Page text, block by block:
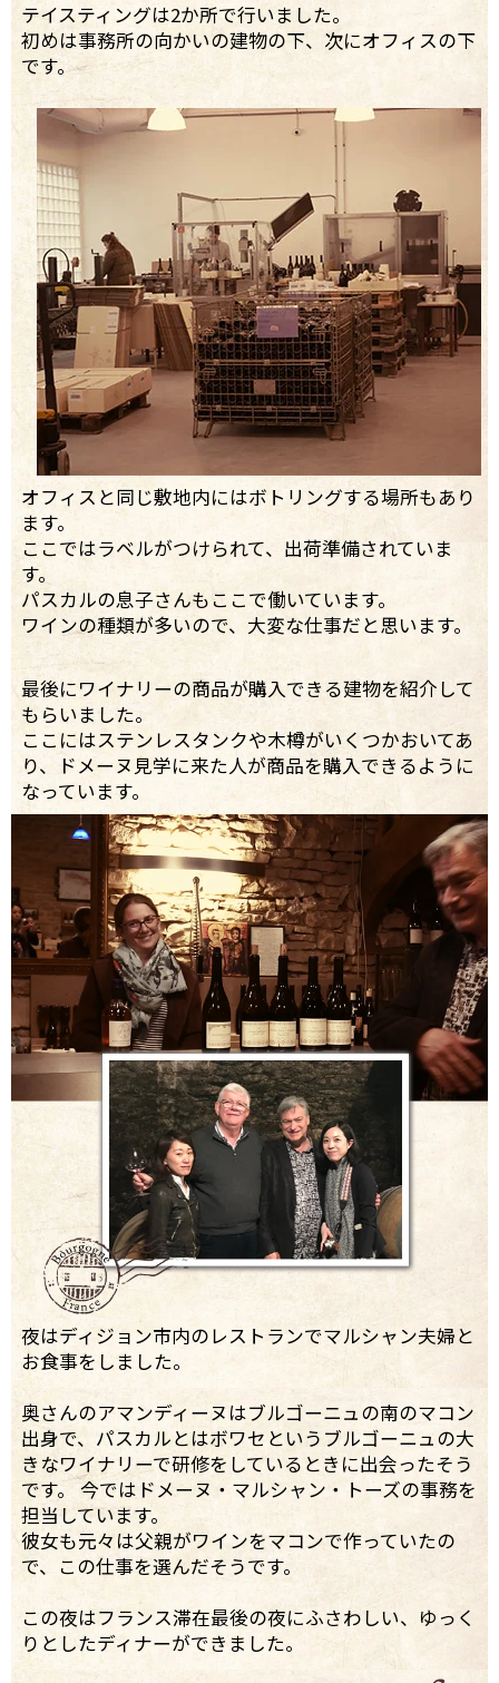
テイスティングは2か所で行いました。
初めは事務所の向かいの建物の下、次にオフィスの下
です。
オフィスと同じ敷地内にはボトリングする場所もあり
ます。
ここではラベルがつけられて、出荷準備されていま
す。
パスカルの息子さんもここで働いています。
ワインの種類が多いので、大変な仕事だと思います。
最後にワイナリーの商品が購入できる建物を紹介して
もらいました。
ここにはステンレスタンクや木樽がいくつかおいてあ
り、ドメーヌ見学に来た人が商品を購入できるように
なっています。
夜はディジョン市内のレストランでマルシャン夫婦と
お食事をしました。
奥さんのアマンディーヌはブルゴーニュの南のマコン
出身で、パスカルとはボワセというブルゴーニュの大
きなワイナリーで研修をしているときに出会ったそう
です。 今ではドメーヌ・マルシャン・トーズの事務を
担当しています。
彼女も元々は父親がワインをマコンで作っていたの
で、この仕事を選んだそうです。
この夜はフランス滞在最後の夜にふさわしい、ゆっく
りとしたディナーができました。